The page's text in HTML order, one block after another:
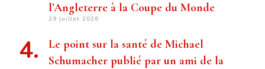
l’Angleterre à la Coupe du Monde
29 juillet 2026
Le point sur la santé de Michael
Schumacher publié par un ami de la